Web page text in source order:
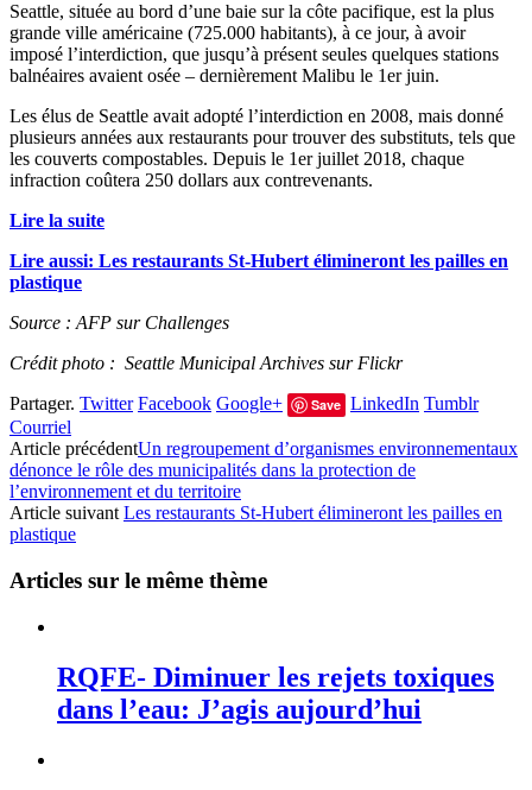
Seattle, située au bord d’une baie sur la côte pacifique, est la plus
grande ville américaine (725.000 habitants), à ce jour, à avoir
imposé l’interdiction, que jusqu’à présent seules quelques stations
balnéaires avaient osée – dernièrement Malibu le 1er juin.
Les élus de Seattle avait adopté l’interdiction en 2008, mais donné
plusieurs années aux restaurants pour trouver des substituts, tels que
les couverts compostables. Depuis le 1er juillet 2018, chaque
infraction coûtera 250 dollars aux contrevenants.
Lire la suite
Lire aussi: Les restaurants St-Hubert élimineront les pailles en
plastique
Source : AFP sur Challenges
Crédit photo : Seattle Municipal Archives sur Flickr
Partager. Twitter Facebook Google+ Save LinkedIn Tumblr
Courriel
Article précédentUn regroupement d’organismes environnementaux
dénonce le rôle des municipalités dans la protection de
l’environnement et du territoire
Article suivant Les restaurants St-Hubert élimineront les pailles en
plastique
Articles sur le même thème
RQFE- Diminuer les rejets toxiques
dans l’eau: J’agis aujourd’hui